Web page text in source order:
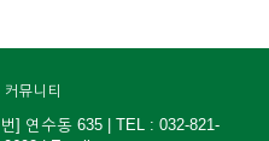
커뮤니티
] 연수동 635 | TEL : 032-821-